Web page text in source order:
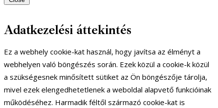
Adatkezelési áttekintés
Ez a webhely cookie-kat használ, hogy javítsa az élményt a
webhelyen való böngészés során. Ezek közül a cookie-k közül
a szükségesnek minősített sütiket az Ön böngészője tárolja,
mivel ezek elengedhetetlenek a weboldal alapvető funkcióinak
működéséhez. Harmadik féltől származó cookie-kat is